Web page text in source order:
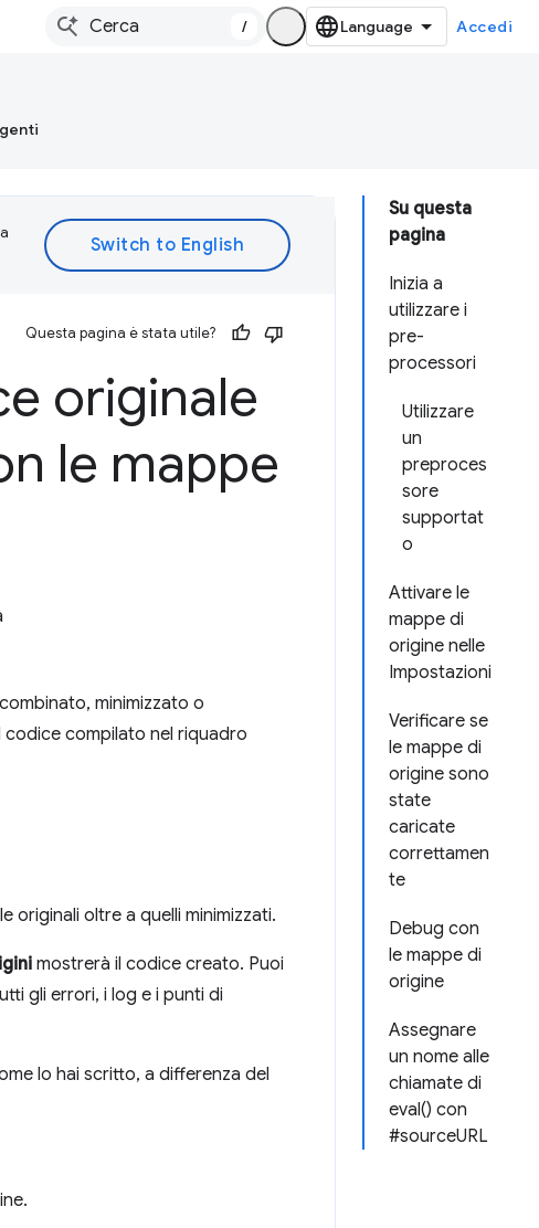
/ Accedi
Su questa
pagina
Inizia a
utilizzare i
pre-
processori
Utilizzare
un
preproces
sore
supportat
o
Attivare le
mappe di
origine nelle
Impostazioni
Verificare se
le mappe di
origine sono
state
caricate
correttamen
te
Debug con
le mappe di
origine
Assegnare
un nome alle
chiamate di
eval() con
#sourceURL
Questa pagina è stata utile?
originale
le mappe
minimizzato o
compilato nel riquadro
originali oltre a quelli minimizzati.
mostrerà il codice creato. Puoi
gli errori, i log e i punti di
lo hai scritto, a differenza del